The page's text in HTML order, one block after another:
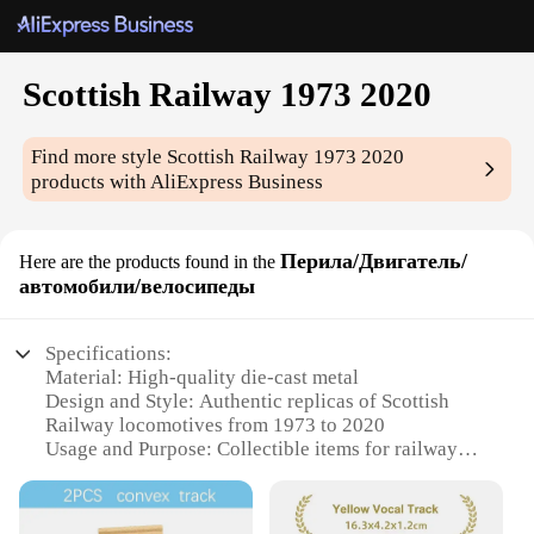
Scottish Railway 1973 2020
Find more style Scottish Railway 1973 2020
products with AliExpress Business
Here are the products found in the Перила/Двигатель/
автомобили/велосипеды
Specifications:
Material: High-quality die-cast metal
Design and Style: Authentic replicas of Scottish
Railway locomotives from 1973 to 2020
Usage and Purpose: Collectible items for railway
Performance and Property: Durable and detailed
models with smooth finishes